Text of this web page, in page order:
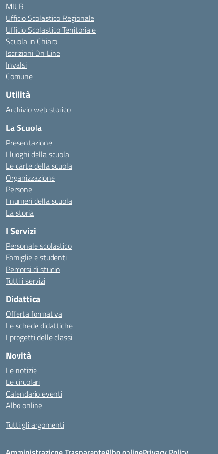
MIUR
Ufficio Scolastico Regionale
Ufficio Scolastico Territoriale
Scuola in Chiaro
Iscrizioni On Line
Invalsi
Comune
Utilità
Archivio web storico
La Scuola
Presentazione
I luoghi della scuola
Le carte della scuola
Organizzazione
Persone
I numeri della scuola
La storia
I Servizi
Personale scolastico
Famiglie e studenti
Percorsi di studio
Tutti i servizi
Didattica
Offerta formativa
Le schede didattiche
I progetti delle classi
Novità
Le notizie
Le circolari
Calendario eventi
Albo online
Tutti gli argomenti